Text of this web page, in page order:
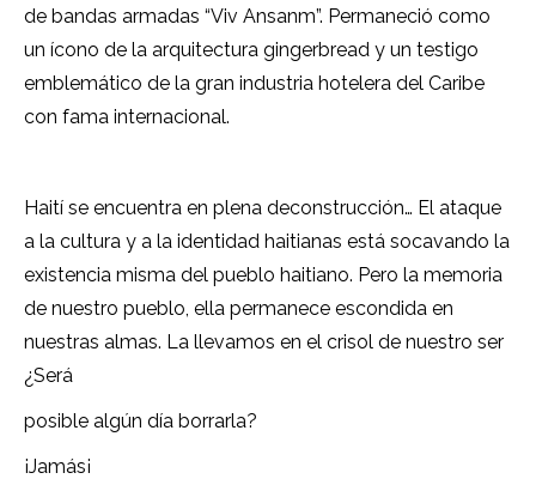
de bandas armadas “Viv Ansanm”. Permaneció como
un ícono de la arquitectura gingerbread y un testigo
emblemático de la gran industria hotelera del Caribe
con fama internacional.
Haití se encuentra en plena deconstrucción… El ataque
a la cultura y a la identidad haitianas está socavando la
existencia misma del pueblo haitiano. Pero la memoria
de nuestro pueblo, ella permanece escondida en
nuestras almas. La llevamos en el crisol de nuestro ser
¿Será
posible algún día borrarla?
¡Jamás¡